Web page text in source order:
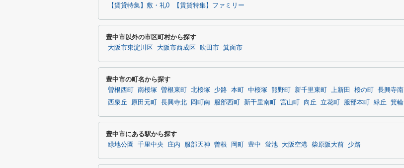
【賃貸特集】敷・礼0 【賃貸特集】ファミリー
豊中市以外の市区町村から探す
大阪市東淀川区 大阪市西成区 吹田市 箕面市
豊中市の町名から探す
曽根西町 南桜塚 曽根東町 北桜塚 少路 本町 中桜塚 熊野町 新千里東町 上新田 桜の町 長興寺南
西泉丘
原田元町 長興寺北 岡町南 服部西町 新千里南町 宮山町 向丘 立花町 服部本町 緑丘 箕輪
豊中市にある駅から探す
緑地公園 千里中央 庄内 服部天神 曽根 岡町 豊中 蛍池 大阪空港 柴原阪大前 少路